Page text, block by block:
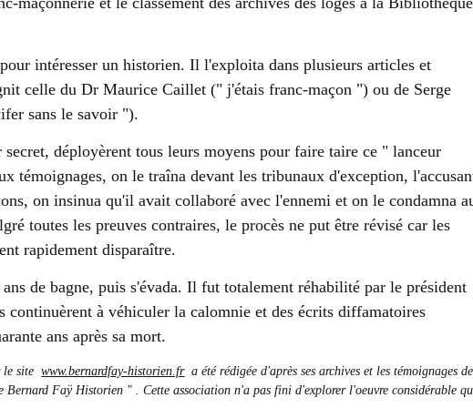
intéresser un historien. Il l'exploita dans plusieurs articles et
celle du Dr Maurice Caillet (" j'étais franc-maçon ") ou de Serge
sans le savoir ").
secret, déployèrent tous leurs moyens pour faire taire ce " lanceur
témoignages, on le traîna devant les tribunaux d'exception,
on insinua qu'il avait collaboré avec l'ennemi et on le condamna
toutes les preuves contraires, le procès ne put être révisé car les
rapidement disparaître.
de bagne, puis s'évada. Il fut totalement réhabilité par le président
continuèrent à véhiculer la calomnie et des écrits diffamatoires
ans après sa mort.
le sitewww.bernardfay-historien.fra été rédigée d'après ses archives et les témoignages de
Faÿ Historien " . Cette association n'a pas fini d'explorer l'oeuvre considérable